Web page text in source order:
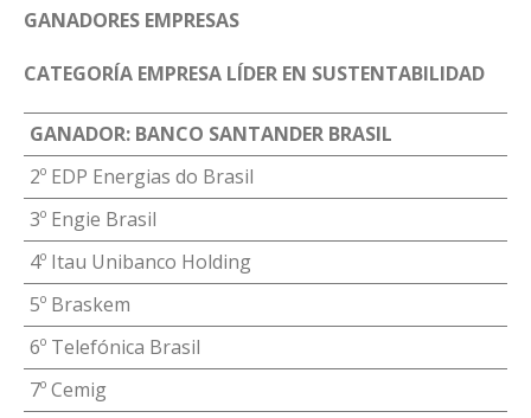
GANADORES EMPRESAS
CATEGORÍA EMPRESA LÍDER EN SUSTENTABILIDAD
GANADOR: BANCO SANTANDER BRASIL
2º EDP Energias do Brasil
3º Engie Brasil
4º Itau Unibanco Holding
5º Braskem
6º Telefónica Brasil
7º Cemig